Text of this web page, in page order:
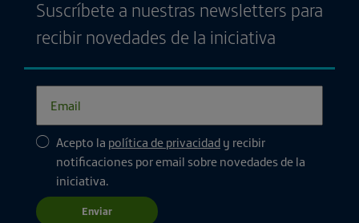
Suscríbete a nuestras newsletters para
recibir novedades de la iniciativa
Acepto la política de privacidad y recibir
notificaciones por email sobre novedades de la
iniciativa.
Enviar